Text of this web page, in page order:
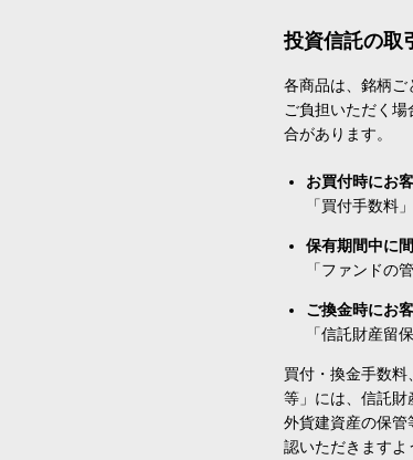
投資信託の取
各商品は、銘柄ご
ご負担いただく
合があります。
お買付時にお
「買付手数料
保有期間中に
「ファンドの
ご換金時にお
「信託財産留
買付・換金手数
等」には、信託財
外貨建資産の保管
認いただきますよ